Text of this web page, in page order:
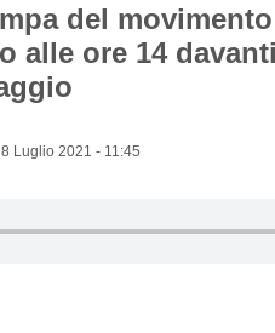
del
alle ore 14
Luglio 2021 - 11:45